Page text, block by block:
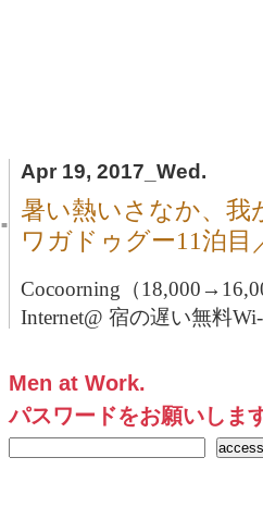
Apr 19, 2017_Wed.
■
暑い熱いさなか、我
ワガドゥグー11泊
Cocoorning（
Internet@ 宿の遅い無料
Men at Work.
パスワードをお願いしま